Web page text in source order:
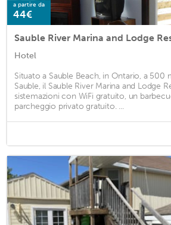
a partire da
44€
Sauble River Marina and Lodge
Hotel
Situato a Sauble Beach, in Ontario, a 500
Sauble, il Sauble River Marina and Lodge
sistemazioni con WiFi gratuito, un
parcheggio privato gratuito. ...